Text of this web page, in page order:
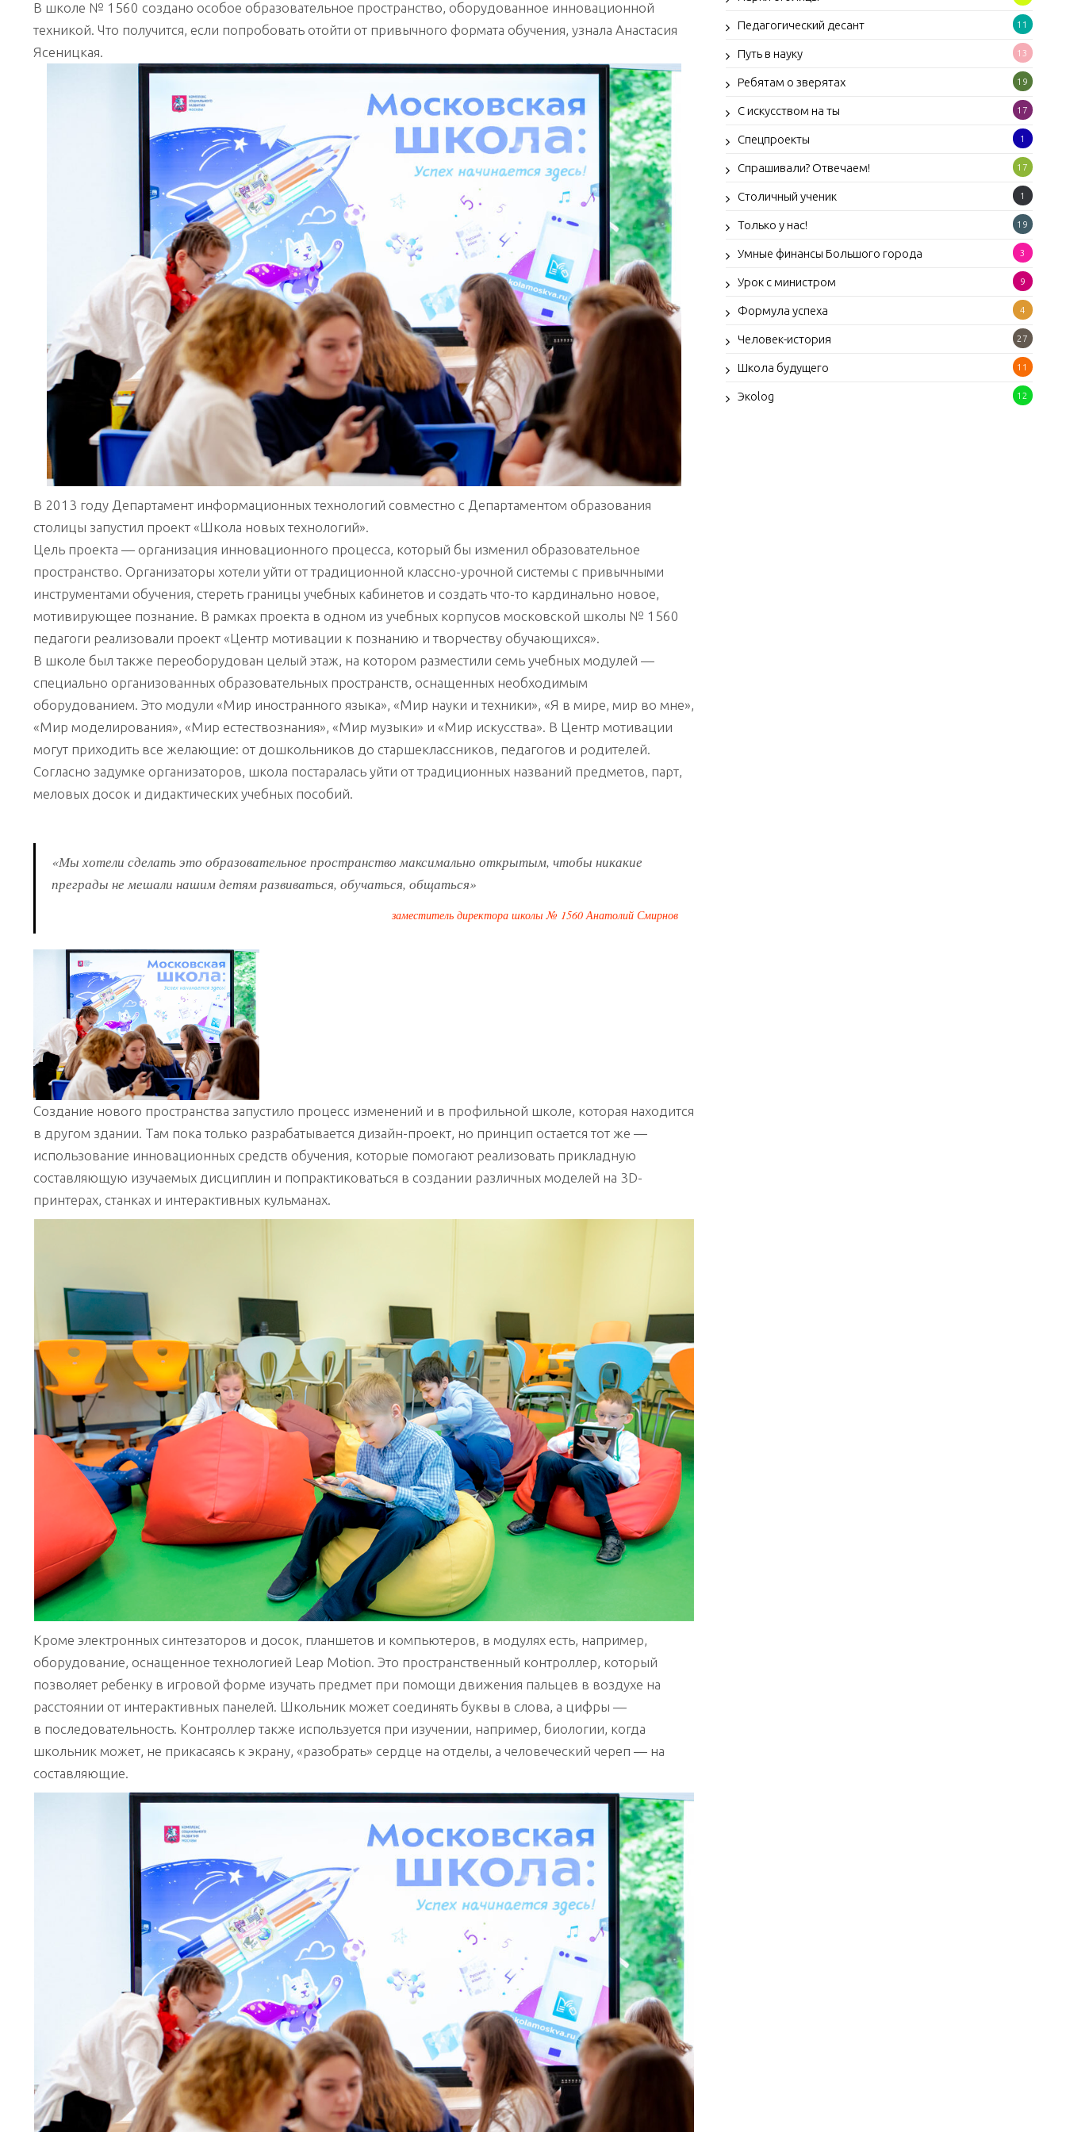
Школа
технологий
В школе № 1560 создано особое образовательное пространство, оборудованное инновационной
техникой. Что получится, если попробовать отойти от привычного формата обучения, узнала Анастасия
Ясеницкая.
В 2013 году Департамент информационных технологий совместно с Департаментом образования
столицы запустил проект «Школа новых технологий».
Цель проекта — организация инновационного процесса, который бы изменил образовательное
пространство. Организаторы хотели уйти от традиционной классно-урочной системы с привычными
инструментами обучения, стереть границы учебных кабинетов и создать что-то кардинально новое,
мотивирующее познание. В рамках проекта в одном из учебных корпусов московской школы № 1560
педагоги реализовали проект «Центр мотивации к познанию и творчеству обучающихся».
В школе был также переоборудован целый этаж, на котором разместили семь учебных модулей —
специально организованных образовательных пространств, оснащенных необходимым
оборудованием. Это модули «Мир иностранного языка», «Мир науки и техники», «Я в мире, мир во мне»,
«Мир моделирования», «Мир естествознания», «Мир музыки» и «Мир искусства». В Центр мотивации
могут приходить все желающие: от дошкольников до старшеклассников, педагогов и родителей.
Согласно задумке организаторов, школа постаралась уйти от традиционных названий предметов, парт,
меловых досок и дидактических учебных пособий.
«Мы хотели сделать это образовательное пространство максимально открытым, чтобы никакие
преграды не мешали нашим детям развиваться, обучаться, общаться»
заместитель директора школы № 1560 Анатолий Смирнов
Создание нового пространства запустило процесс изменений и в профильной школе, которая находится
в другом здании. Там пока только разрабатывается дизайн-проект, но принцип остается тот же —
использование инновационных средств обучения, которые помогают реализовать прикладную
составляющую изучаемых дисциплин и попрактиковаться в создании различных моделей на 3D-
принтерах, станках и интерактивных кульманах.
Кроме электронных синтезаторов и досок, планшетов и компьютеров, в модулях есть, например,
оборудование, оснащенное технологией Leap Motion. Это пространственный контроллер, который
позволяет ребенку в игровой форме изучать предмет при помощи движения пальцев в воздухе на
расстоянии от интерактивных панелей. Школьник может соединять буквы в слова, а цифры —
в последовательность. Контроллер также используется при изучении, например, биологии, когда
школьник может, не прикасаясь к экрану, «разобрать» сердце на отделы, а человеческий череп — на
составляющие.
Педагогический десант 11
Путь в науку 13
Ребятам о зверятах 19
С искусством на ты 17
Спецпроекты 1
Спрашивали? Отвечаем! 17
Столичный ученик 1
Только у нас! 19
Умные финансы Большого города 3
Урок с министром 9
Формула успеха 4
Человек-история 27
Школа будущего 11
Экоlog 12